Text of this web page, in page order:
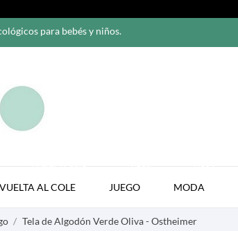
para bebés y niños.
VUELTA AL COLE JUEGO MODA
Tela de Algodón Verde Oliva - Ostheimer